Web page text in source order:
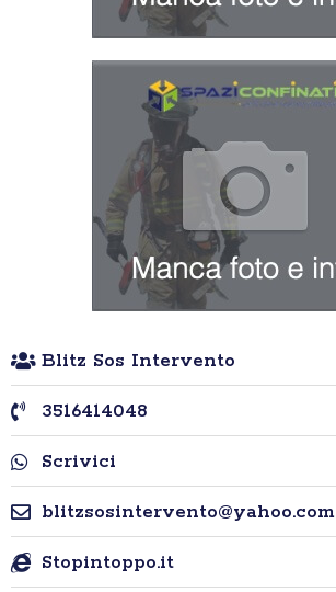
Blitz Sos Intervento
3516414048
Scrivici
blitzsosintervento@yahoo.com
Stopintoppo.it